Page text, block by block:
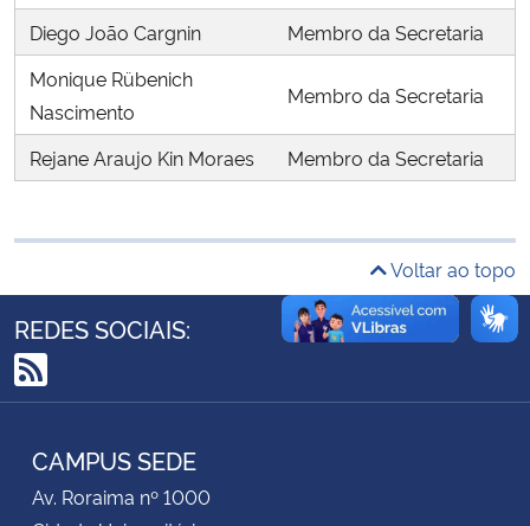
Ministério de Minas e Energia
Ministério da Ciência, Tecnologia, Inovações e Comunicações
Ministério do Meio Ambiente
Controladoria-Geral da União
Ministério da Mulher, da Família e dos Direitos Humanos
Secretaria-Geral
Diego João Cargnin
Membro da Secretaria
Monique Rübenich
Nascimento
Membro da Secretaria
Rejane Araujo Kin Moraes Membro da Secretaria
Voltar ao topo
REDES SOCIAIS:
RSS
CAMPUS SEDE
Av. Roraima nº 1000